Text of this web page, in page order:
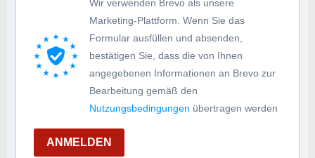
Wir verwenden Brevo als unsere
Marketing-Plattform. Wenn Sie das
Formular ausfüllen und absenden,
bestätigen Sie, dass die von Ihnen
angegebenen Informationen an Brevo zur
Bearbeitung gemäß den
Nutzungsbedingungen übertragen werden
ANMELDEN